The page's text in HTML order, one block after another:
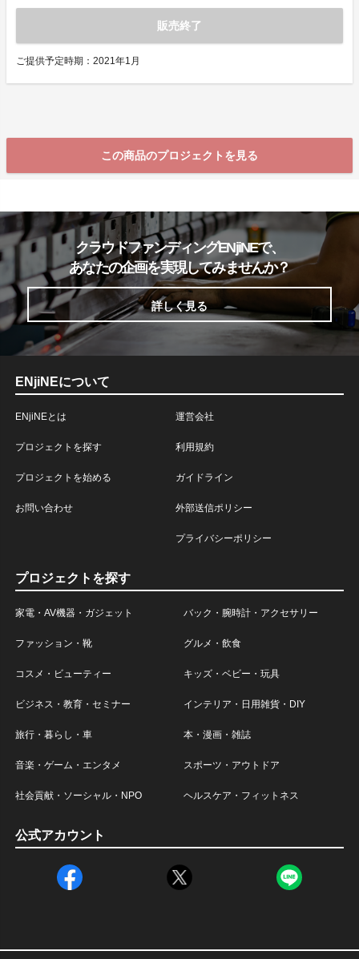
販売終了
ご提供予定時期：2021年1月
この商品のプロジェクトを見る
クラウドファンディングENjiNEで、
あなたの企画を実現してみませんか？
詳しく見る
ENjiNEについて
ENjiNEとは
プロジェクトを探す
プロジェクトを始める
お問い合わせ
運営会社
利用規約
ガイドライン
外部送信ポリシー
プライバシーポリシー
プロジェクトを探す
家電・AV機器・ガジェット バック・腕時計・アクセサリー
ファッション・靴 グルメ・飲食
コスメ・ビューティー キッズ・ベビー・玩具
ビジネス・教育・セミナー インテリア・日用雑貨・DIY
旅行・暮らし・車 本・漫画・雑誌
音楽・ゲーム・エンタメ スポーツ・アウトドア
社会貢献・ソーシャル・NPO ヘルスケア・フィットネス
公式アカウント